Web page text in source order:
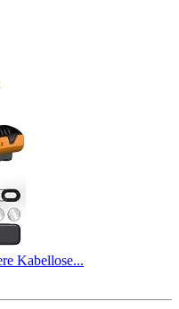
Kabellose...